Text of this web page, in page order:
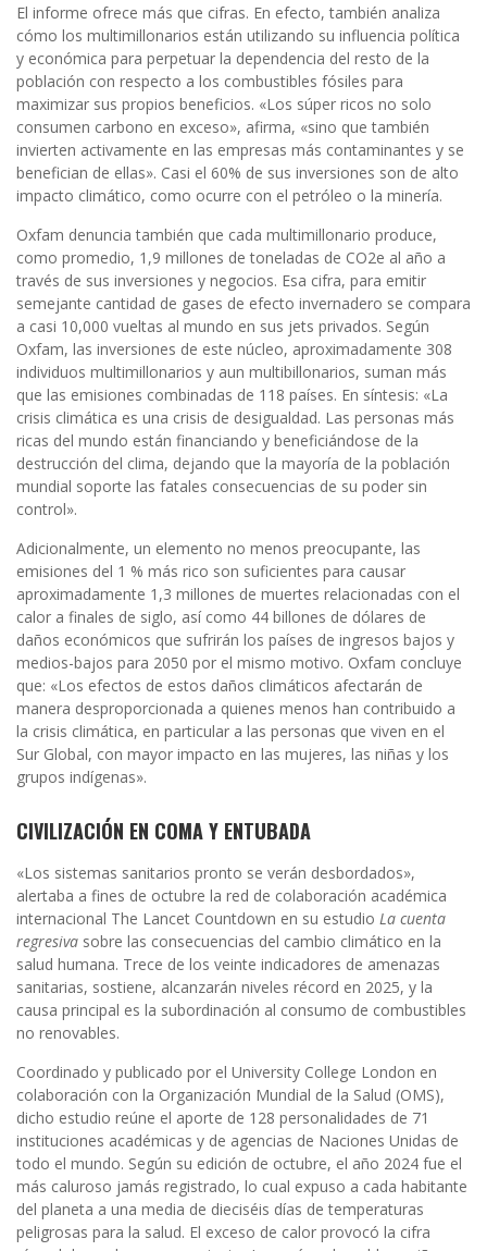
El informe ofrece más que cifras. En efecto, también analiza
cómo los multimillonarios están utilizando su influencia política
y económica para perpetuar la dependencia del resto de la
población con respecto a los combustibles fósiles para
maximizar sus propios beneficios. «Los súper ricos no solo
consumen carbono en exceso», afirma, «sino que también
invierten activamente en las empresas más contaminantes y se
benefician de ellas». Casi el 60% de sus inversiones son de alto
impacto climático, como ocurre con el petróleo o la minería.
Oxfam denuncia también que cada multimillonario produce,
como promedio, 1,9 millones de toneladas de CO2e al año a
través de sus inversiones y negocios. Esa cifra, para emitir
semejante cantidad de gases de efecto invernadero se compara
a casi 10,000 vueltas al mundo en sus jets privados. Según
Oxfam, las inversiones de este núcleo, aproximadamente 308
individuos multimillonarios y aun multibillonarios, suman más
que las emisiones combinadas de 118 países. En síntesis: «La
crisis climática es una crisis de desigualdad. Las personas más
ricas del mundo están financiando y beneficiándose de la
destrucción del clima, dejando que la mayoría de la población
mundial soporte las fatales consecuencias de su poder sin
control».
Adicionalmente, un elemento no menos preocupante, las
emisiones del 1 % más rico son suficientes para causar
aproximadamente 1,3 millones de muertes relacionadas con el
calor a finales de siglo, así como 44 billones de dólares de
daños económicos que sufrirán los países de ingresos bajos y
medios-bajos para 2050 por el mismo motivo. Oxfam concluye
que: «Los efectos de estos daños climáticos afectarán de
manera desproporcionada a quienes menos han contribuido a
la crisis climática, en particular a las personas que viven en el
Sur Global, con mayor impacto en las mujeres, las niñas y los
grupos indígenas».
CIVILIZACIÓN EN COMA Y ENTUBADA
«Los sistemas sanitarios pronto se verán desbordados»,
alertaba a fines de octubre la red de colaboración académica
internacional The Lancet Countdown en su estudio La cuenta
regresiva sobre las consecuencias del cambio climático en la
salud humana. Trece de los veinte indicadores de amenazas
sanitarias, sostiene, alcanzarán niveles récord en 2025, y la
causa principal es la subordinación al consumo de combustibles
no renovables.
Coordinado y publicado por el University College London en
colaboración con la Organización Mundial de la Salud (OMS),
dicho estudio reúne el aporte de 128 personalidades de 71
instituciones académicas y de agencias de Naciones Unidas de
todo el mundo. Según su edición de octubre, el año 2024 fue el
más caluroso jamás registrado, lo cual expuso a cada habitante
del planeta a una media de dieciséis días de temperaturas
peligrosas para la salud. El exceso de calor provocó la cifra